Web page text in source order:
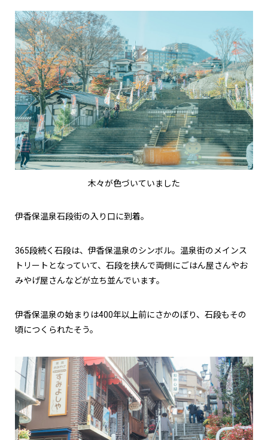
木々が色づいていました
伊香保温泉石段街の入り口に到着。
365段続く石段は、伊香保温泉のシンボル。温泉街のメインス
トリートとなっていて、石段を挟んで両側にごはん屋さんやお
みやげ屋さんなどが立ち並んでいます。
伊香保温泉の始まりは400年以上前にさかのぼり、石段もその
頃につくられたそう。